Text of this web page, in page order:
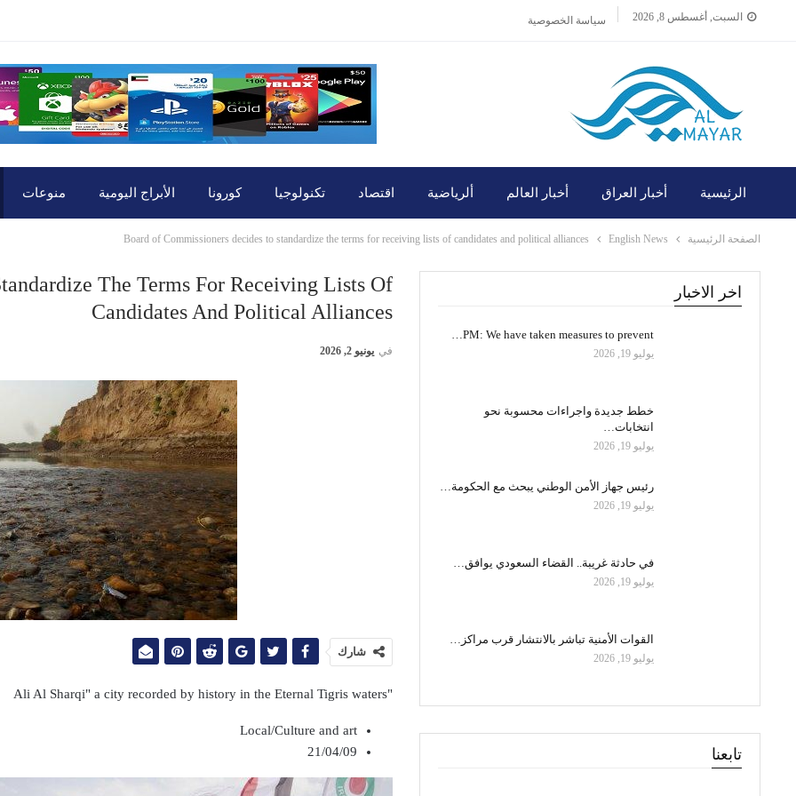
السبت, أغسطس 8, 2026 سياسة الخصوصية
الرئيسية أخبار العراق أخبار العالم ألرياضية اقتصاد تكنولوجيا كورونا الأبراج اليومية منوعات
الصفحة الرئيسية English News
Board of Commissioners decides to standardize the terms for receiving lists of candidates and political alliances
The Terms For Receiving Lists Of
Candidates And Political Alliances
في يونيو 2, 2026
شارك
"Ali Al Sharqi" a city recorded by history in the Eternal Tigris waters
Local/Culture and art
21/04/09
اخر الاخبار
PM: We have taken measures to prevent…
يوليو 19, 2026
خطط جديدة واجراءات محسوبة نحو
انتخابات…
يوليو 19, 2026
رئيس جهاز الأمن الوطني يبحث مع الحكومة…
يوليو 19, 2026
في حادثة غريبة.. القضاء السعودي يوافق…
يوليو 19, 2026
القوات الأمنية تباشر بالانتشار قرب مراكز…
يوليو 19, 2026
تابعنا